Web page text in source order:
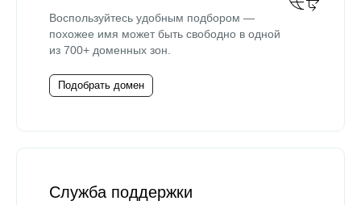
Воспользуйтесь удобным подбором —
похожее имя может быть свободно в одной
из 700+ доменных зон.
Подобрать домен
Служба поддержки